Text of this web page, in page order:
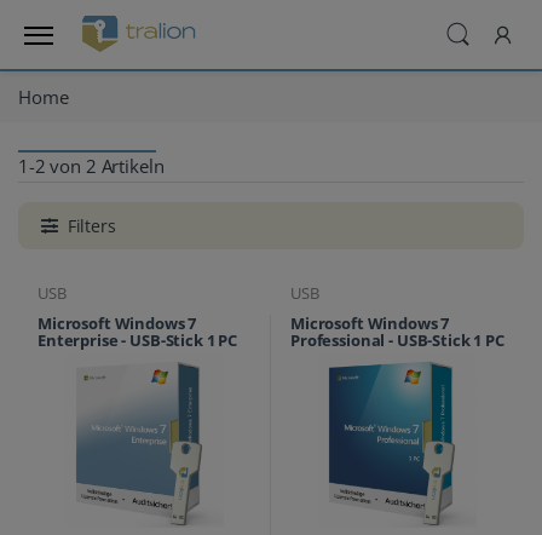
Home
1-2 von 2 Artikeln
Filters
USB
Microsoft Windows 7
Enterprise - USB-Stick 1 PC
USB
Microsoft Windows 7
Professional - USB-Stick 1 PC